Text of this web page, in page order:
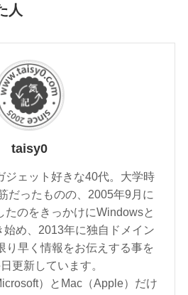
人
taisy0
ジェット好きな40代。大学時
だったものの、2005年9月に
たのをきっかけにWindowsと
始め、2013年に独自ドメイン
り早く情報をお伝えする事を
更新しています。
）とMac（Apple）だけ